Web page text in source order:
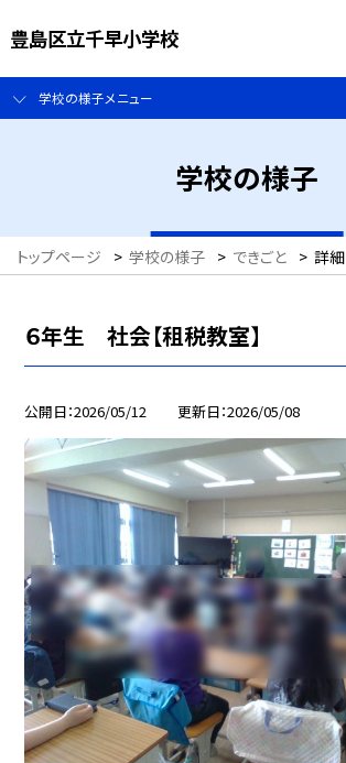
豊島区立千早小学校
学校の様子メニュー
学校の様子
トップページ > 学校の様子 > できごと > 詳細
６年生 社会【租税教室】
公開日 2026/05/12 更新日 2026/05/08